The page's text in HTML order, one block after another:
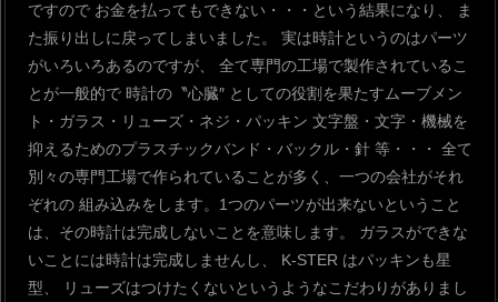
ですので お金を払ってもできない・・・という結果になり、
ま
た振り出しに戻ってしまいました。
実は時計というのはパーツ
がいろいろあるのですが、
全て専門の工場で製作されているこ
とが一般的で 時計の〝心臓″ としての役割を果たすムーブメン
ト・ガラス・リューズ・ネジ・パッキン 文字盤・文字・機械を
抑えるためのプラスチックバンド・バックル・針 等・・・
全て
別々の専門工場で作られていることが多く、一つの会社がそれ
ぞれの 組み込みをします。1つのパーツが出来ないということ
は、その時計は完成しないことを意味します。
ガラスができな
いことには時計は完成しませんし、 K-STER はパッキンも星
型、
リューズはつけたくないというようなこだわりがありまし